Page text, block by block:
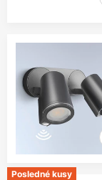
Posledné kusy